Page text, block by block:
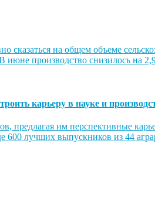
сказаться на общем объеме
июне производство снизилось на
карьеру в науке и
им перспективные
600 лучших выпускников из 44